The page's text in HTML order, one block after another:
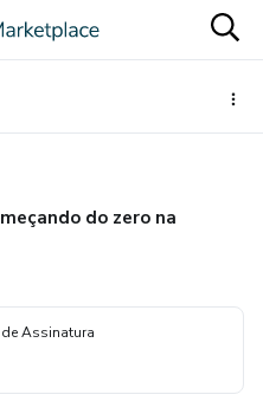
do zero na
Assinatura